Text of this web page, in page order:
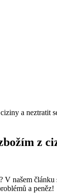
a neztratit
z
našem
a peněz!